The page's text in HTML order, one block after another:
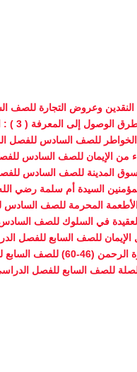
وعروض التجارة للصف
إلى المعرفة ( 3 ) : الوحي وا...
للصف السادس للفصل
من الإيمان للصف السادس
المدينة للصف السادس
السيدة أم سلمة رضي
المحرمة للصف السادس
في السلوك للصف
للصف السابع للفصل
السابع للفصل الدر...
للصف السابع للفصل الدراسي